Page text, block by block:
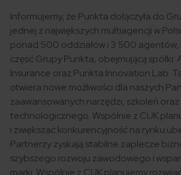
Informujemy, że Punkta dołączyła do
jednej z największych multiagencji w
ponad 500 oddziałów i 3 500 agentów,
część Grupy Punkta, obejmującą spółki:
Insurance oraz Punkta Innovation Lab.
otwiera nowe możliwości dla naszych
zaawansowanych narzędzi, szkoleń oraz
technologicznego. Wspólnie z CUK
i zwiększać konkurencyjność na rynku
Partnerzy zyskają stabilne zaplecze
szybszego rozwoju zawodowego i